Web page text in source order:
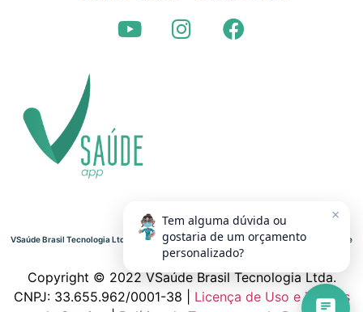
VSaúde Brasil Tecnologia Ltda. CNPJ: 33.655.962/0001-38 | Termos de Uso | Termos de
Tratamento de Dados
Copyright © 2022 VSaúde Brasil Tecnologia Ltda.
CNPJ: 33.655.962/0001-38 | Licença de Uso e Termos
Tem alguma dúvida ou
gostaria de um orçamento
personalizado?
×